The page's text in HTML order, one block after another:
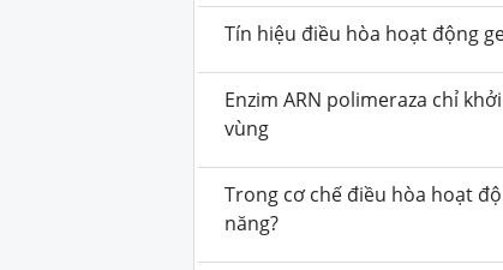
Tín hiệu điều hòa hoạt động
Enzim ARN polimeraza chỉ
vùng
Trong cơ chế điều hòa hoạt
năng?